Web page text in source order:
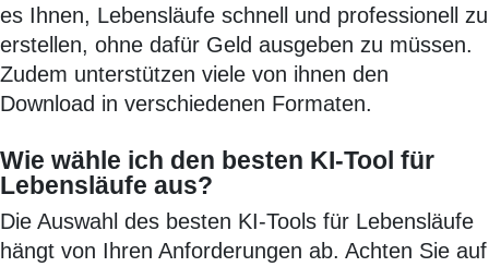
es Ihnen, Lebensläufe schnell und professionell zu
erstellen, ohne dafür Geld ausgeben zu müssen.
Zudem unterstützen viele von ihnen den
Download in verschiedenen Formaten.
Wie wähle ich den besten KI-Tool für
Lebensläufe aus?
Die Auswahl des besten KI-Tools für Lebensläufe
hängt von Ihren Anforderungen ab. Achten Sie auf